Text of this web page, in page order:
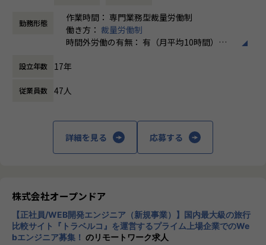
【業務の変更の範囲】
無
勤務形態
作業時間： 専門業務型裁量労働制
働き方： 裁量労働制
時間外労働の有無： 有（月平均10時間）
設立年数 17年
従業員数 47人
詳細を見る 応募する
株式会社オープンドア
【正社員/WEB開発エンジニア（新規事業）】国内最大級の旅行
比較サイト『トラベルコ』を運営するプライム上場企業でのWe
bエンジニア募集！ のリモートワーク求人